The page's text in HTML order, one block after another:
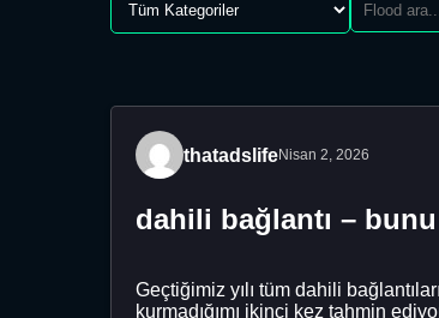
thatadslifeNisan 2, 2026
dahili bağlantı –
Geçtiğimiz yılı tüm dahili
kurmadığımı ikinci kez tahmin